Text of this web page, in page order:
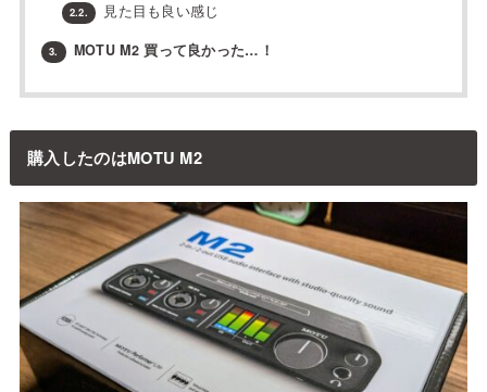
2.2. 見た目も良い感じ
3. MOTU M2 買って良かった…！
購入したのはMOTU M2